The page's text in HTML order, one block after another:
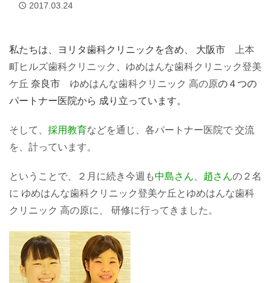
access_time 2017.03.24
私たちは、ヨリタ歯科クリニックを含め、 大阪市
上本
町ヒルズ歯科クリニック
ゆめはんな歯科クリニック登美
ケ丘 奈良市 ゆめはんな歯科クリニック 高の原の４つの
パートナー医院から 成り立っています。
そして、 採用教育などを通じ、各パートナー医院で 交流
を、計っています。
ということで、２月に続き今週も中島さん 趙さんの２名
に ゆめはんな歯科クリニック登美ケ丘 と ゆめはんな歯科
クリニック 高の原に、 研修に行ってきました。